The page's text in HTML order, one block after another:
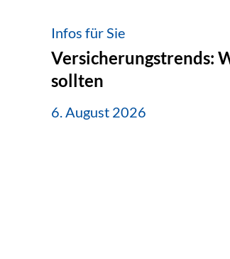
Infos für Sie
Versicherungstrends:
sollten
6. August 2026